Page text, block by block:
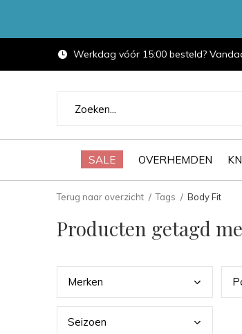
SALE OVERHEMDEN
Werkdag vóór 15:00 besteld? Vandaag
Terug naar overzicht Tags Body Fit
Producten getagd
Merken
Seizoen